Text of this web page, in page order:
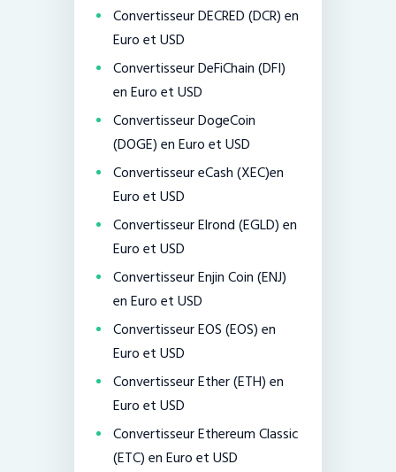
Convertisseur DECRED (DCR) en
Euro et USD
Convertisseur DeFiChain (DFI)
en Euro et USD
Convertisseur DogeCoin
(DOGE) en Euro et USD
Convertisseur eCash (XEC)en
Euro et USD
Convertisseur Elrond (EGLD) en
Euro et USD
Convertisseur Enjin Coin (ENJ)
en Euro et USD
Convertisseur EOS (EOS) en
Euro et USD
Convertisseur Ether (ETH) en
Euro et USD
Convertisseur Ethereum Classic
(ETC) en Euro et USD